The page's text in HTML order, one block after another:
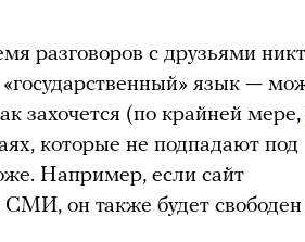
разговоров с друзьями
«государственный» язык —
захочется (по крайней мере,
которые не подпадают под
Например, если сайт
СМИ, он также будет